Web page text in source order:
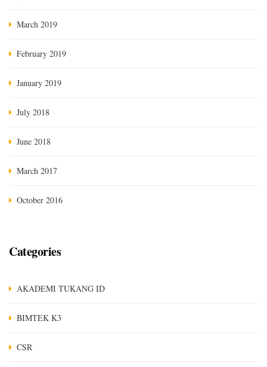
March 2019
February 2019
January 2019
July 2018
June 2018
March 2017
October 2016
Categories
AKADEMI TUKANG ID
BIMTEK K3
CSR